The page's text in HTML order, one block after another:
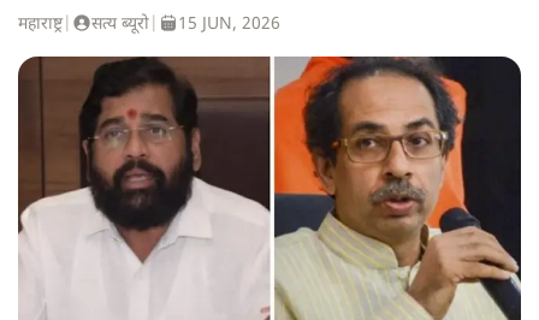
महाराष्ट्र| सत्य ब्यूरो 15 JUN, 2026